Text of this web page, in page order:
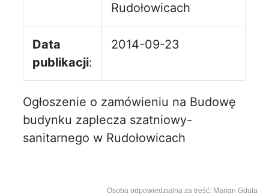
Rudołowicach
Data
publikacji:
2014-09-23
Ogłoszenie o zamówieniu na Budowę
budynku zaplecza szatniowy-
sanitarnego w Rudołowicach
Osoba odpowiedzialna za treść: Marian Gdula